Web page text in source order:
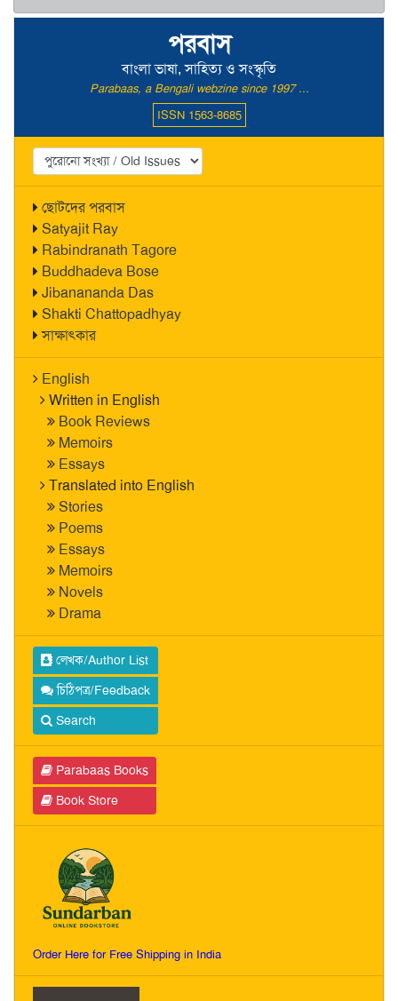
পরবাস
বাংলা ভাষা, সাহিত্য ও সংস্কৃতি
Parabaas, a Bengali webzine since 1997 ...
ISSN 1563-8685
ছোটদের পরবাস
Satyajit Ray
Rabindranath Tagore
Buddhadeva Bose
Jibanananda Das
Shakti Chattopadhyay
সাক্ষাৎকার
English
Written in English
Book Reviews
Memoirs
Essays
Translated into English
Stories
Poems
Essays
Memoirs
Novels
Drama
লেখক/Author List
চিঠিপত্র/Feedback
Search
Parabaas Books
Book Store
Order Here for Free Shipping in India